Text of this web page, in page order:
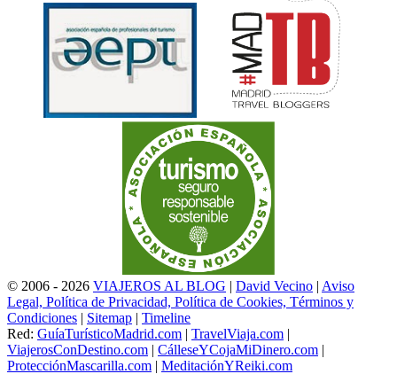
© 2006 - 2026 VIAJEROS AL BLOG | David Vecino | Aviso
Legal, Política de Privacidad, Política de Cookies, Términos y
Condiciones | Sitemap | Timeline
Red: GuíaTurísticoMadrid.com | TravelViaja.com |
ViajerosConDestino.com | CálleseYCojaMiDinero.com |
ProtecciónMascarilla.com | MeditaciónYReiki.com